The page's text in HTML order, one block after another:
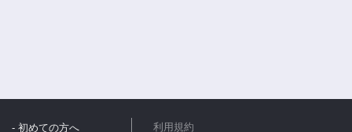
- 初めての方へ
利用規約